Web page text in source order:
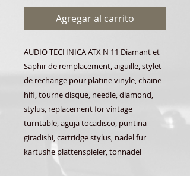
Agregar al carrito
AUDIO TECHNICA ATX N 11 Diamant et
Saphir de remplacement, aiguille, stylet
de rechange pour platine vinyle, chaine
hifi, tourne disque, needle, diamond,
stylus, replacement for vintage
turntable, aguja tocadisco, puntina
giradishi, cartridge stylus, nadel fur
kartushe plattenspieler, tonnadel